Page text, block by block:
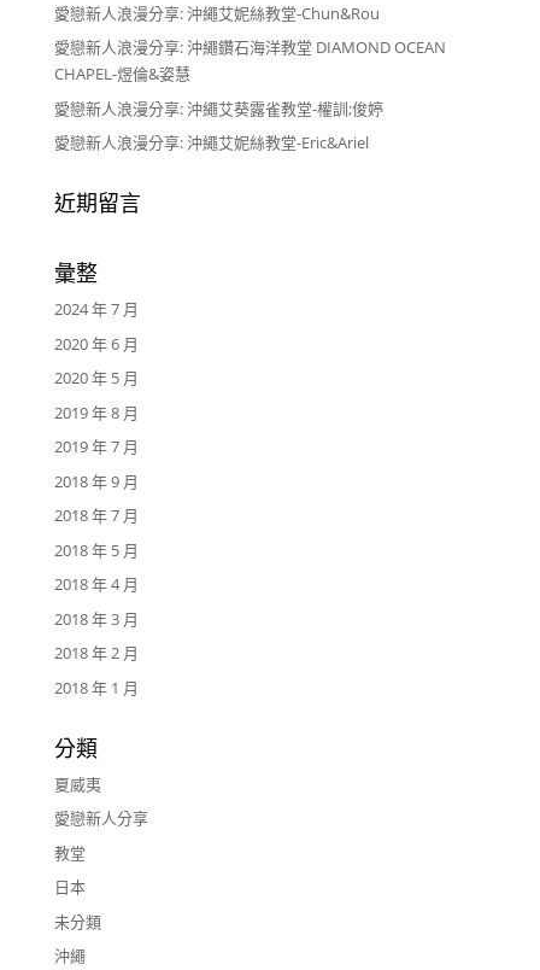
愛戀新人浪漫分享: 沖繩艾妮絲教堂-Chun&Rou
愛戀新人浪漫分享: 沖繩鑽石海洋教堂 DIAMOND OCEAN
CHAPEL-煜倫&姿慧
愛戀新人浪漫分享: 沖繩艾葵露雀教堂-權訓;俊婷
愛戀新人浪漫分享: 沖繩艾妮絲教堂-Eric&Ariel
近期留言
彙整
2024 年 7 月
2020 年 6 月
2020 年 5 月
2019 年 8 月
2019 年 7 月
2018 年 9 月
2018 年 7 月
2018 年 5 月
2018 年 4 月
2018 年 3 月
2018 年 2 月
2018 年 1 月
分類
夏威夷
愛戀新人分享
教堂
日本
未分類
沖繩